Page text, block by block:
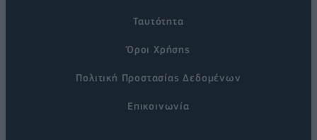
Ταυτότητα
Όροι Χρήσης
Πολιτική Προστασίας Δεδομένων
Επικοινωνία